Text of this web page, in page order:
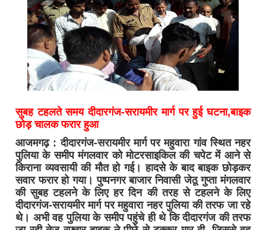
सुबह टहलते समय दीदारगंज-सरायमीर मार्ग पर हुई घटना,बाइक
छोड़ चालक फरार हुआ
आजमगढ़ : दीदारगंज-सरायमीर मार्ग पर महुवारा गांव स्थित नहर
पुलिया के समीप मंगलवार को मोटरसाइकिल की चपेट में आने से
किराना व्यवसायी की मौत हो गई। हादसे के बाद बाइक छोड़कर
सवार फरार हो गया। पुष्पनगर बाजार निवासी जेठू गुप्ता मंगलवार
की सुबह टहलने के लिए हर दिन की तरह से टहलने के लिए
दीदारगंज-सरायमीर मार्ग पर महुवारा नहर पुलिया की तरफ जा रहे
थे। अभी वह पुलिया के समीप पहुंचे ही थे कि दीदारगंज की तरफ